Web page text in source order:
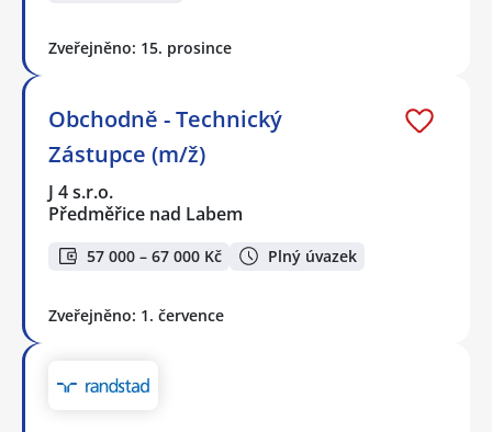
Zveřejněno: 15. prosince
Obchodně - Technický
Zástupce (m/ž)
J 4 s.r.o.
Předměřice nad Labem
57 000 – 67 000 Kč Plný úvazek
Zveřejněno: 1. července